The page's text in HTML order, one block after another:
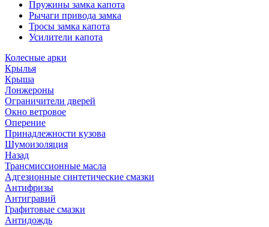
Пружины замка капота
Рычаги привода замка
Тросы замка капота
Усилители капота
Колесные арки
Крылья
Крыша
Лонжероны
Ограничители дверей
Окно ветровое
Оперение
Принадлежности кузова
Шумоизоляция
Назад
Трансмиссионные масла
Адгезионные синтетические смазки
Антифризы
Антигравий
Графитовые смазки
Антидождь